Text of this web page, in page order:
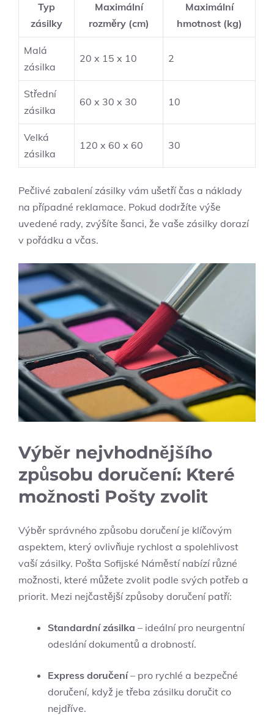
Typ
zásilky
Maximální
rozměry⁣ (cm)
Maximální⁣
hmotnost (kg)
Malá
zásilka
20 x 15 ⁢x 10 2
Střední
zásilka
60 x 30 ⁣x 30 10
Velká
zásilka
120 x ⁢60‌ x‍ 60 30
Pečlivé zabalení​ zásilky vám ušetří ‌čas a ⁣náklady
na případné‌ reklamace. Pokud dodržíte výše⁣
uvedené ​rady,⁤ zvýšíte šanci, ‌že ⁢vaše zásilky⁤ dorazí
v pořádku a včas.
Výběr‍ nejvhodnějšího
způsobu ⁣doručení: Které⁤
možnosti Pošty zvolit
Výběr správného způsobu‌ doručení je klíčovým
aspektem, který ovlivňuje rychlost ⁤a‍ spolehlivost
vaší⁢ zásilky. Pošta Sofijské‌ Náměstí‌ nabízí různé
‌možnosti, které můžete ⁤zvolit podle svých potřeb a
priorit. Mezi nejčastější způsoby doručení⁢ patří:
Standardní zásilka – ideální pro neurgentní
odeslání dokumentů a drobností.
Express doručení– pro rychlé a bezpečné
doručení, ‌když je třeba ⁢zásilku doručit co
nejdříve.